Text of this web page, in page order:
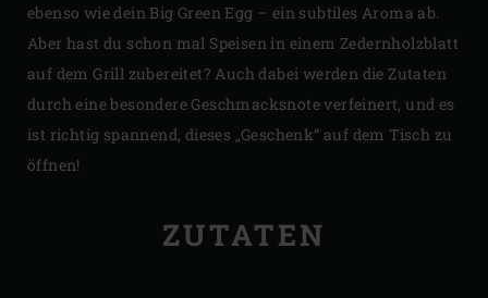
ebenso wie dein Big Green Egg – ein subtiles Aroma ab.
Aber hast du schon mal Speisen in einem Zedernholzblatt
auf dem Grill zubereitet? Auch dabei werden die Zutaten
durch eine besondere Geschmacksnote verfeinert, und es
ist richtig spannend, dieses „Geschenk“ auf dem Tisch zu
öffnen!
ZUTATEN